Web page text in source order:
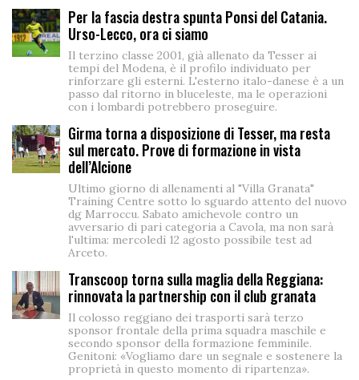
Per la fascia destra spunta Ponsi del Catania.
Urso-Lecco, ora ci siamo
Il terzino classe 2001, già allenato da Tesser ai
tempi del Modena, è il profilo individuato per
rinforzare gli esterni. L'esterno italo-danese è a un
passo dal ritorno in bluceleste, ma le operazioni
con i lombardi potrebbero proseguire.
Girma torna a disposizione di Tesser, ma resta
sul mercato. Prove di formazione in vista
dell’Alcione
Ultimo giorno di allenamenti al "Villa Granata"
Training Centre sotto lo sguardo attento del nuovo
dg Marroccu. Sabato amichevole contro un
avversario di pari categoria a Cavola, ma non sarà
l'ultima: mercoledì 12 agosto possibile test ad
Arceto.
Transcoop torna sulla maglia della Reggiana:
rinnovata la partnership con il club granata
Il colosso reggiano dei trasporti sarà terzo
sponsor frontale della prima squadra maschile e
secondo sponsor della formazione femminile.
Genitoni: «Vogliamo dare un segnale e sostenere la
proprietà in questo momento di ripartenza».